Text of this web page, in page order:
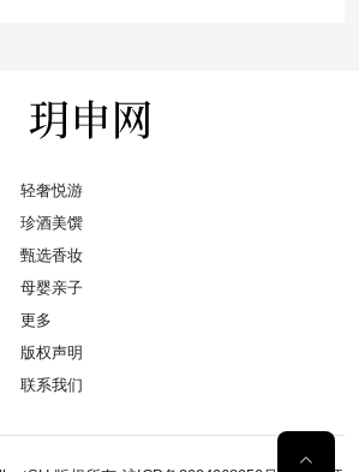
轻奢悦游
珍酒美馔
甄选香妆
母婴亲子
更多
版权声明
联系我们